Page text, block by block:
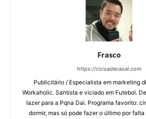
Frasco
https://coisadecasal.com
Publicitário / Especialista em marketing
Workaholic. Santista e viciado em Futebol.
lazer para a Pqna Dai. Programa favorito:
dormir, mas só pode fazer o último por